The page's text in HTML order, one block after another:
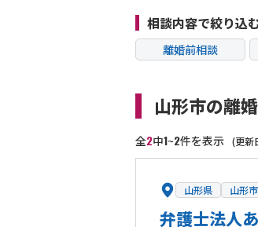
相談内容で絞り込
離婚前相談
内縁の夫婦
山形市の離
全2中1~2件を表示 (更新
山形県 山形市
弁護士法人